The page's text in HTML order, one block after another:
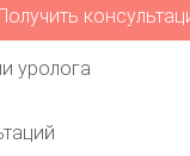
уролога